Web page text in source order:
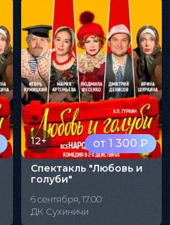
от 1 300 ₽
12+
Спектакль "Любовь и
голуби"
6 сентября, 17:00
ДК Сухиничи